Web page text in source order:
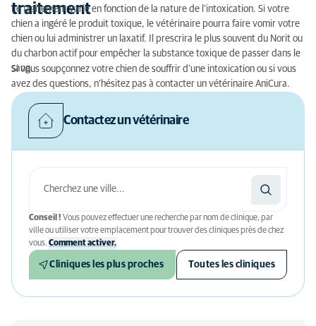
traitement
Le traitement varie en fonction de la nature de l’intoxication. Si votre
chien a ingéré le produit toxique, le vétérinaire pourra faire vomir votre
chien ou lui administrer un laxatif. Il prescrira le plus souvent du Norit ou
du charbon actif pour empêcher la substance toxique de passer dans le
sang.
Si vous soupçonnez votre chien de souffrir d’une intoxication ou si vous
avez des questions, n’hésitez pas à contacter un vétérinaire AniCura.
Contactez un vétérinaire
Conseil ! Vous pouvez effectuer une recherche par nom de clinique, par
ville ou utiliser votre emplacement pour trouver des cliniques près de chez
vous. Comment activer.
Cliniques les plus proches Toutes les cliniques